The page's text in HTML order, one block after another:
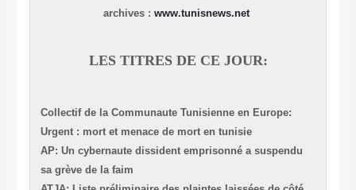
Collectif de la
Urgent : mort et
AP: Un cybernaute